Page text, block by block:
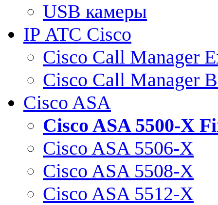
USB камеры
IP АТС Cisco
Cisco Call Manager
Cisco Call Manager
Cisco ASA
Cisco ASA 5500-X
Cisco ASA 5506-X
Cisco ASA 5508-X
Cisco ASA 5512-X